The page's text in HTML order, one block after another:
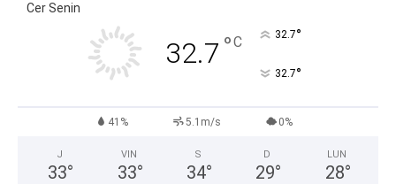
Cer Senin
32.7 °C 32.7°
32.7°
41% 5.1m/s 0%
J
33°
VIN
33°
S
34°
D
29°
LUN
28°